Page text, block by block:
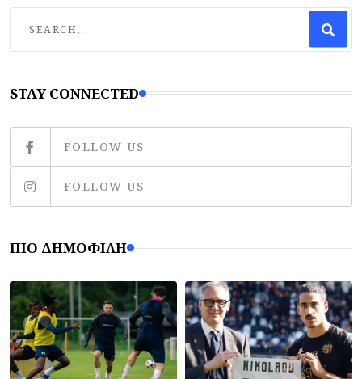
STAY CONNECTED
FOLLOW US
FOLLOW US
ΠΙΟ ΔΗΜΟΦΙΛΉ